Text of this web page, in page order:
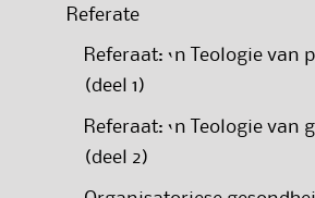
Referate
Referaat: ‘n Teologie van
(deel 1)
Referaat: ‘n Teologie van
(deel 2)